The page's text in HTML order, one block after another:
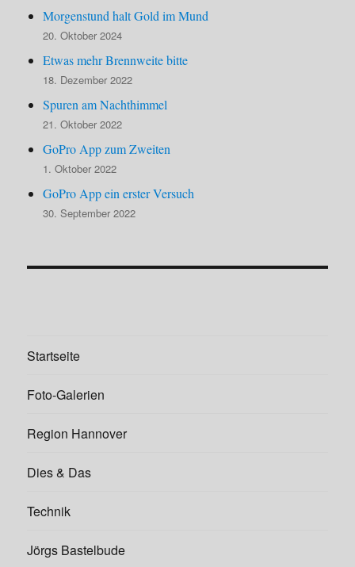
Morgenstund halt Gold im Mund
20. Oktober 2024
Etwas mehr Brennweite bitte
18. Dezember 2022
Spuren am Nachthimmel
21. Oktober 2022
GoPro App zum Zweiten
1. Oktober 2022
GoPro App ein erster Versuch
30. September 2022
Startseite
Foto-Galerien
Region Hannover
Dies & Das
Technik
Jörgs Bastelbude